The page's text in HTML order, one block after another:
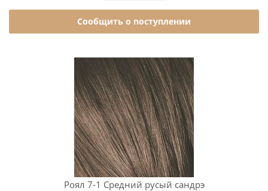
Сообщить о поступлении
Роял 7-1 Средний русый сандрэ